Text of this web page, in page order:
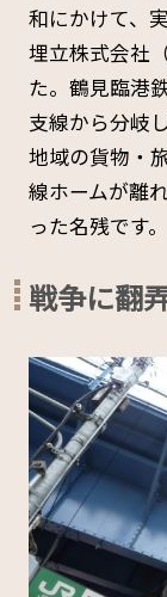
和にかけて、
埋立株式会社
た。鶴見臨港
支線から分岐
地域の貨物・
線ホームが離
った名残です。
戦争に翻